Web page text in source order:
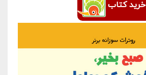
خرید کتاب